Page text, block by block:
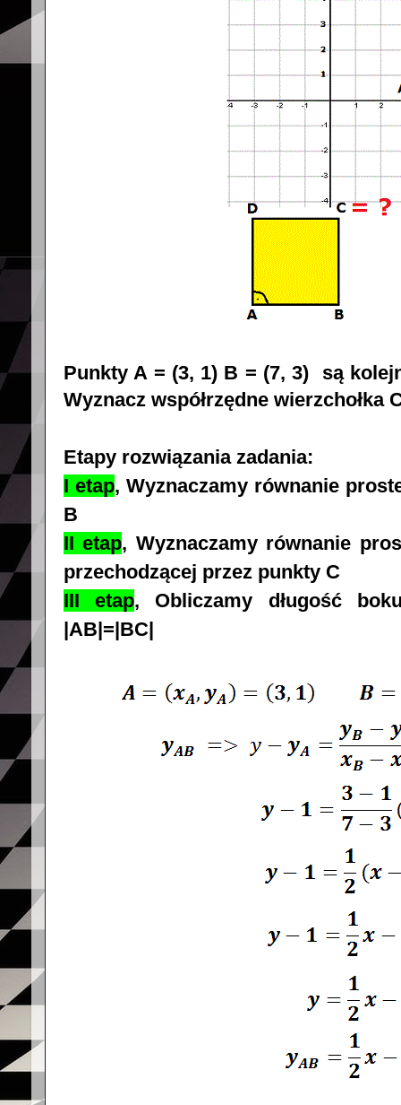
Punkty A = (3, 1) B = (7, 3) są
Wyznacz współrzędne wierzchołka
Etapy rozwiązania zadania:
I etap, Wyznaczamy równanie
B
II etap, Wyznaczamy równanie
przechodzącej przez punkty C
III etap, Obliczamy długość
|AB|=|BC|